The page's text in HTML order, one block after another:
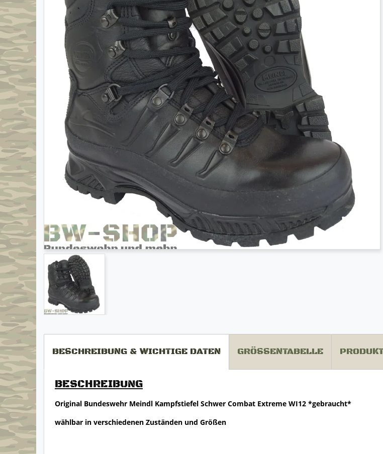
BESCHREIBUNG & WICHTIGE DATEN GRÖSSENTABELLE
BESCHREIBUNG
Original Bundeswehr Meindl Kampfstiefel Schwer Combat Extreme WI12 *gebraucht*
wählbar in verschiedenen Zuständen und Größen